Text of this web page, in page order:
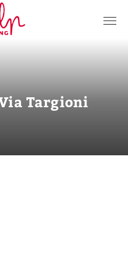
Targioni